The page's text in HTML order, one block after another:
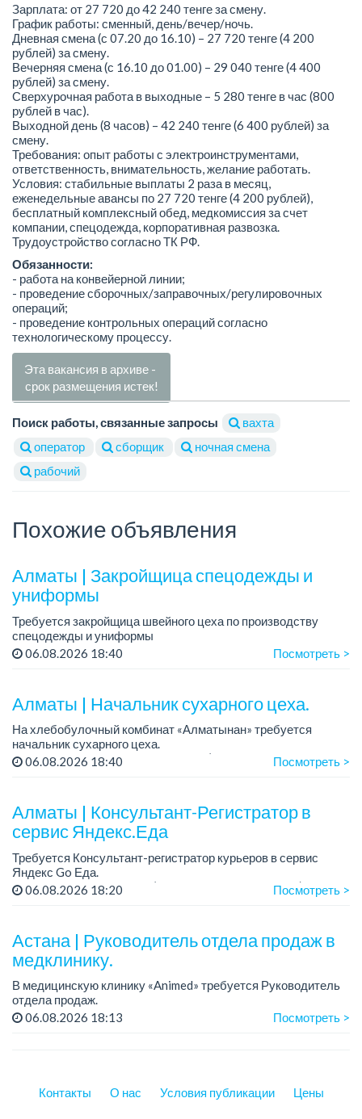
Зарплата: от 27 720 до 42 240 тенге за смену.
График работы: сменный, день/вечер/ночь.
Дневная смена (с 07.20 до 16.10) – 27 720 тенге (4 200
рублей) за смену.
Вечерняя смена (с 16.10 до 01.00) – 29 040 тенге (4 400
рублей) за смену.
Сверхурочная работа в выходные – 5 280 тенге в час (800
рублей в час).
Выходной день (8 часов) – 42 240 тенге (6 400 рублей) за
смену.
Требования: опыт работы с электроинструментами,
ответственность, внимательность, желание работать.
Условия: стабильные выплаты 2 раза в месяц,
еженедельные авансы по 27 720 тенге (4 200 рублей),
бесплатный комплексный обед, медкомиссия за счет
компании, спецодежда, корпоративная развозка.
Трудоустройство согласно ТК РФ.
Обязанности:
- работа на конвейерной линии;
- проведение сборочных/заправочных/регулировочных
операций;
- проведение контрольных операций согласно
технологическому процессу.
Эта вакансия в архиве -
срок размещения истек!
Поиск работы, связанные запросы
вахта
оператор
сборщик
ночная смена
рабочий
Похожие объявления
Алматы | Закройщица спецодежды и
униформы
Требуется закройщица швейного цеха по производству
спецодежды и униформы
Рабочий день с 9:00 до 18:00
06.08.2026 18:40 Посмотреть >
Алматы | Начальник сухарного цеха.
На хлебобулочный комбинат «Алматынан» требуется
начальник сухарного цеха.
Зарплата: от 300 000 тенге на руки (обсуждается на
Требования: оп...
06.08.2026 18:40 Посмотреть >
Алматы | Консультант-Регистратор в
сервис Яндекс.Еда
Требуется Консультант-регистратор курьеров в сервис
Яндекс Go Еда.
Условия: работа в офисе (Абылай хана - Макатаева).
06.08.2026 18:20 Посмотреть >
Астана | Руководитель отдела продаж в
медклинику.
В медицинскую клинику «Animed» требуется Руководитель
отдела продаж.
Зарплата: от 1 200 000 тенге в месяц.
06.08.2026 18:13 Посмотреть >
Контакты О нас Условия публикации Цены